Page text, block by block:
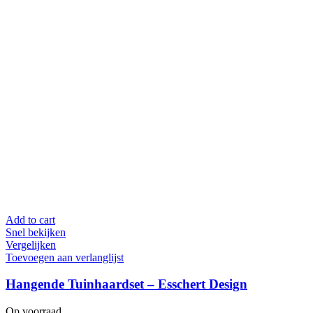
Add to cart
Snel bekijken
Vergelijken
Toevoegen aan verlanglijst
Hangende Tuinhaardset – Esschert Design